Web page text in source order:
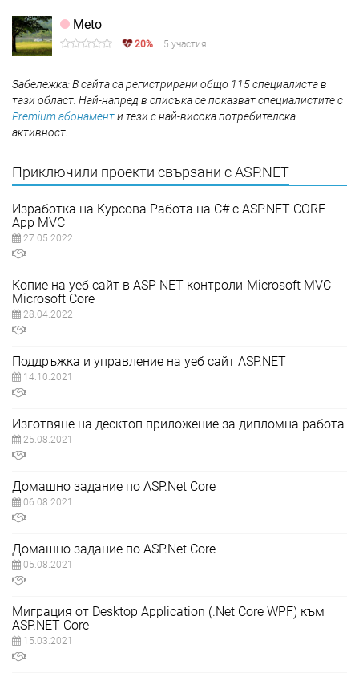
Meto
20% 5 участия
Забележка: В сайта са регистрирани общо 115 специалиста в
тази област. Най-напред в списъка се показват специалистите с
Premium абонаменти тези с най-висока потребителска
активност.
Приключили проекти свързани с ASP.NET
Изработка на Курсова Работа на C# с ASP.NET CORE
App MVC
27.05.2022
Копие на уеб сайт в ASP NET контроли-Microsoft MVC-
Microsoft Core
28.04.2022
Поддръжка и управление на уеб сайт ASP.NET
14.10.2021
Изготвяне на десктоп приложение за дипломна работа
25.08.2021
Домашно задание по ASP.Net Core
06.08.2021
Домашно задание по ASP.Net Core
05.08.2021
Миграция от Desktop Application (.Net Core WPF) към
ASP.NET Core
15.03.2021